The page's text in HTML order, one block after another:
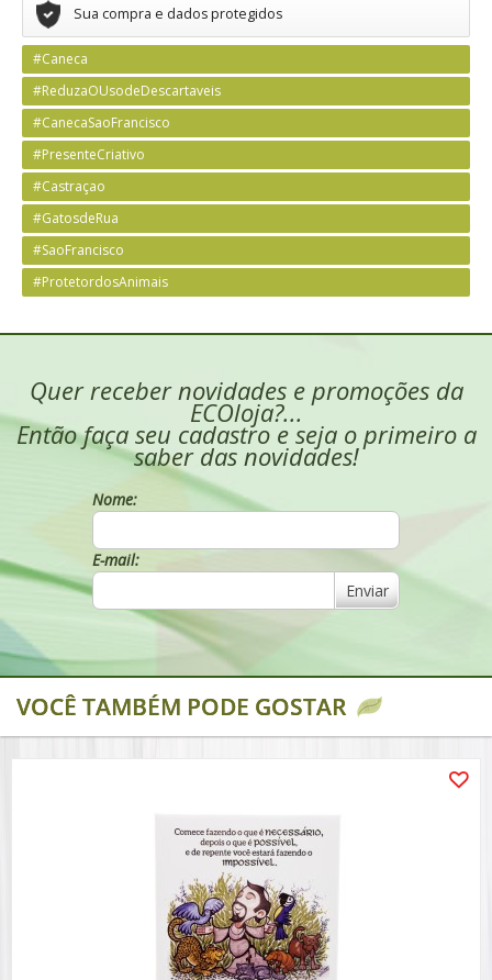
Sua compra e dados protegidos
#Caneca
#ReduzaOUsodeDescartaveis
#CanecaSaoFrancisco
#PresenteCriativo
#Castraçao
#GatosdeRua
#SaoFrancisco
#ProtetordosAnimais
Quer receber novidades e promoções da
ECOloja?...
Então faça seu cadastro e seja o primeiro a
saber das novidades!
Nome:
E-mail:
Enviar
VOCÊ TAMBÉM PODE GOSTAR